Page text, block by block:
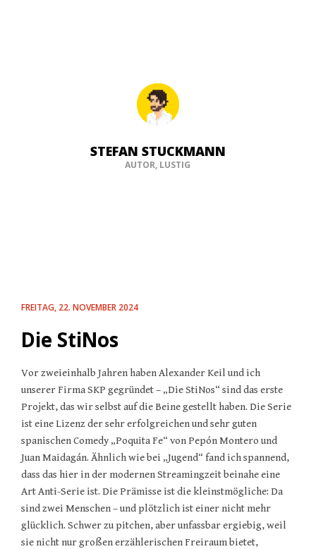
STEFAN STUCKMANN
AUTOR, LUSTIG
FREITAG, 22. NOVEMBER 2024
Die StiNos
Vor zweieinhalb Jahren haben Alexander Keil und ich
unserer Firma SKP gegründet – „Die StiNos“ sind das erste
Projekt, das wir selbst auf die Beine gestellt haben. Die Serie
ist eine Lizenz der sehr erfolgreichen und sehr guten
spanischen Comedy „Poquita Fe“ von Pepón Montero und
Juan Maidagán. Ähnlich wie bei „Jugend“ fand ich spannend,
dass das hier in der modernen Streamingzeit beinahe eine
Art Anti-Serie ist. Die Prämisse ist die kleinstmögliche: Da
sind zwei Menschen – und plötzlich ist einer nicht mehr
glücklich. Schwer zu pitchen, aber unfassbar ergiebig, weil
sie nicht nur großen erzählerischen Freiraum bietet,